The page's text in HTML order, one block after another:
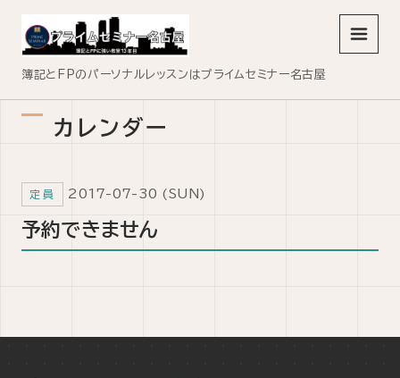
簿記とFPのパーソナルレッスンはプライムセミナー名古屋
メニュ
カレンダー
定員 2017-07-30 (SUN)
予約できません